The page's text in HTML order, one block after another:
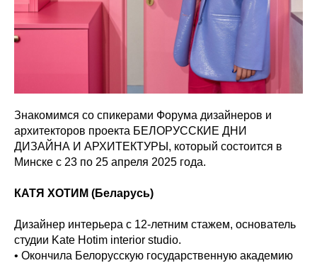
Знакомимся со спикерами Форума дизайнеров и
архитекторов проекта БЕЛОРУССКИЕ ДНИ
ДИЗАЙНА И АРХИТЕКТУРЫ, который состоится в
Минске с 23 по 25 апреля 2025 года.
КАТЯ ХОТИМ (Беларусь)
Дизайнер интерьера с 12-летним стажем, основатель
студии Kate Hotim interior studio.
• Окончила Белорусскую государственную академию